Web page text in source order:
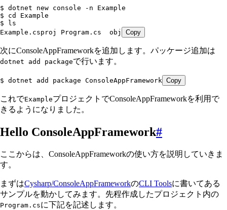
$ dotnet new console -n Example
$ cd Example
$ ls
Example.csproj Program.cs  obj
Copy
次にConsoleAppFrameworkを追加します。パッケージ追加は
dotnet add packageで行います。
$ dotnet add package ConsoleAppFramework Copy
これでExampleプロジェクトでConsoleAppFrameworkを利用で
きるようになりました。
Hello ConsoleAppFramework#
ここからは、ConsoleAppFrameworkの使い方を説明していきま
す。
まずはCysharp/ConsoleAppFrameworkのCLI Toolsに書いてある
サンプルを動かしてみます。先程作成したプロジェクト内の
Program.csに下記を記述します。